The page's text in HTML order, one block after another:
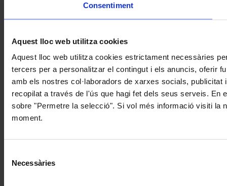
Consentiment
Aquest lloc web utilitza cookies
Aquest lloc web utilitza cookies estrictament necessàries
tercers per a personalitzar el contingut i els anuncis, oferir
amb els nostres col·laboradors de xarxes socials,
recopilat a través de l'ús que hagi fet dels seus serveis. En
sobre "Permetre la selecció". Si vol més informació visiti la
moment.
Necessàries